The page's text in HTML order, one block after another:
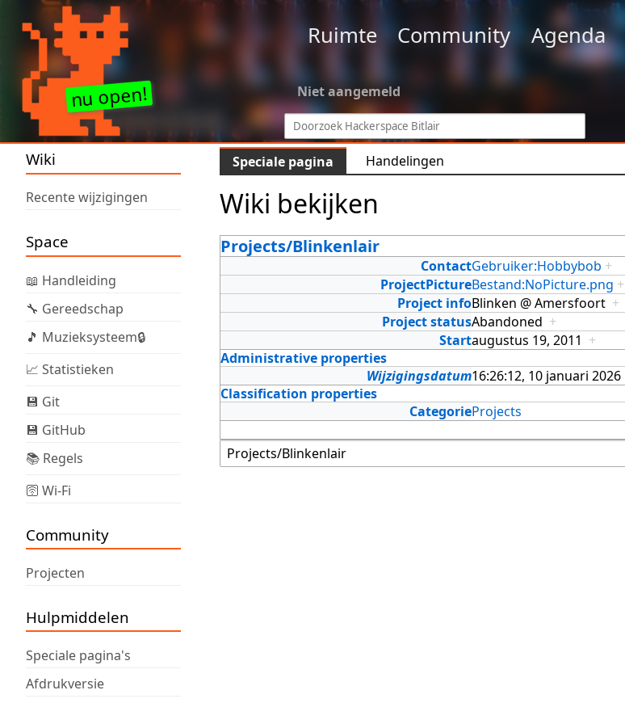
Ruimte Community Agenda
Niet aangemeld
Wiki
Recente wijzigingen
Space
📖 Handleiding
🔧 Gereedschap
🎵 Muzieksysteem🔒
📈 Statistieken
💾 Git
💾 GitHub
📚 Regels
🛜 Wi-Fi
Community
Projecten
Hulpmiddelen
Speciale pagina's
Afdrukversie
Speciale pagina Handelingen
Wiki bekijken
Projects/Blinkenlair
ContactGebruiker:Hobbybob +
ProjectPictureBestand:NoPicture.png +
Project infoBlinken @ Amersfoort +
Project statusAbandoned +
Startaugustus 19, 2011 +
Administrative properties
Wijzigingsdatum16:26:12, 10 januari 2026
Classification properties
CategorieProjects